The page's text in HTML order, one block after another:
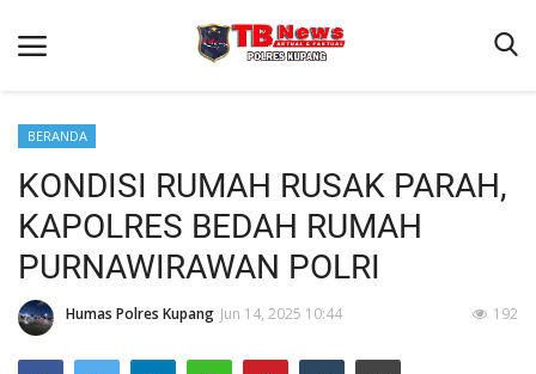
Beranda
Terms & Conditions
Reskrim
Binkam
Giat Ops
BERANDA
KONDISI RUMAH RUSAK PARAH,
KAPOLRES BEDAH RUMAH
PURNAWIRAWAN POLRI
Humas Polres Kupang Jun 14, 2025 10:44 192